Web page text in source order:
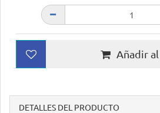
Añadir
DETALLES DEL PRODUCTO